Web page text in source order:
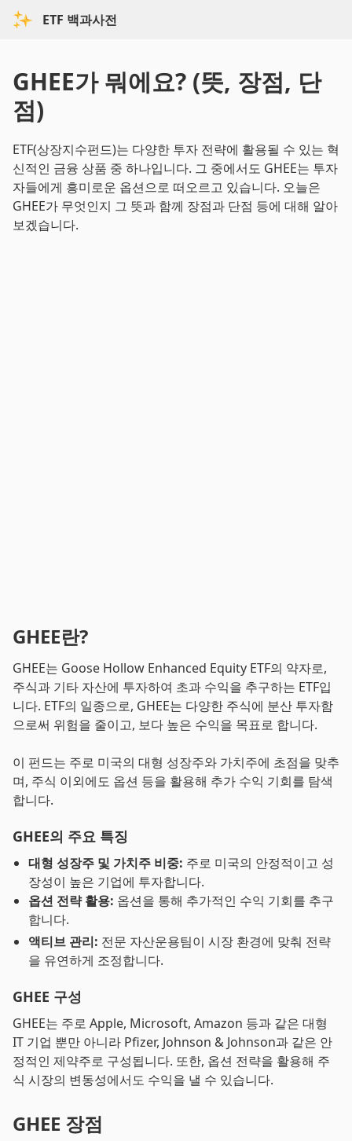
ETF 백과사전
GHEE가 뭐에요? (뜻, 장점, 단
점)
ETF(상장지수펀드)는 다양한 투자 전략에 활용될 수 있는 혁
신적인 금융 상품 중 하나입니다. 그 중에서도 GHEE는 투자
자들에게 흥미로운 옵션으로 떠오르고 있습니다. 오늘은
GHEE가 무엇인지 그 뜻과 함께 장점과 단점 등에 대해 알아
보겠습니다.
GHEE란?
GHEE는 Goose Hollow Enhanced Equity ETF의 약자로,
주식과 기타 자산에 투자하여 초과 수익을 추구하는 ETF입
니다. ETF의 일종으로, GHEE는 다양한 주식에 분산 투자함
으로써 위험을 줄이고, 보다 높은 수익을 목표로 합니다.
이 펀드는 주로 미국의 대형 성장주와 가치주에 초점을 맞추
며, 주식 이외에도 옵션 등을 활용해 추가 수익 기회를 탐색
합니다.
GHEE의 주요 특징
대형 성장주 및 가치주 비중: 주로 미국의 안정적이고 성
장성이 높은 기업에 투자합니다.
옵션 전략 활용: 옵션을 통해 추가적인 수익 기회를 추구
합니다.
액티브 관리: 전문 자산운용팀이 시장 환경에 맞춰 전략
을 유연하게 조정합니다.
GHEE 구성
GHEE는 주로 Apple, Microsoft, Amazon 등과 같은 대형
IT 기업 뿐만 아니라 Pfizer, Johnson & Johnson과 같은 안
정적인 제약주로 구성됩니다. 또한, 옵션 전략을 활용해 주
식 시장의 변동성에서도 수익을 낼 수 있습니다.
GHEE 장점